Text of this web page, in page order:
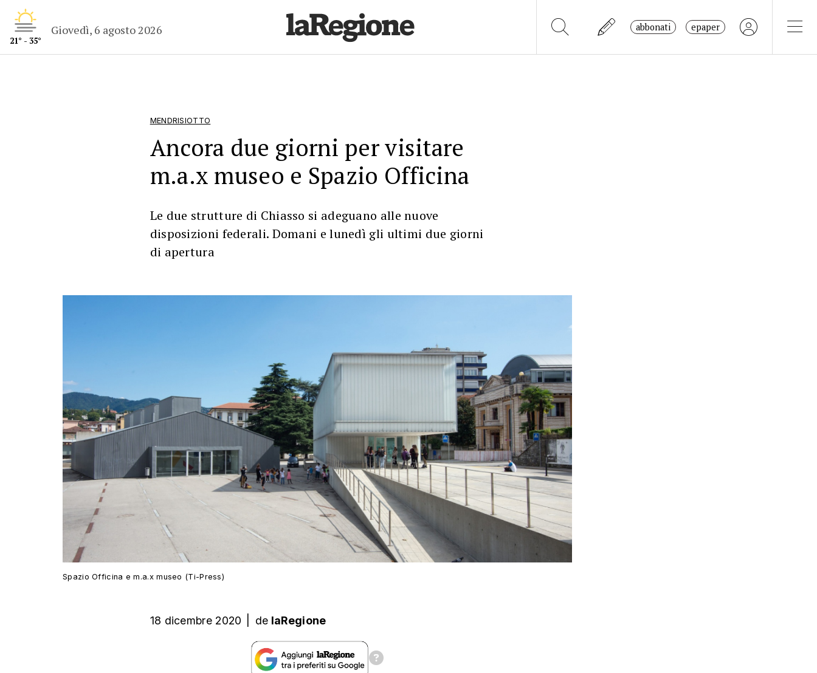
21° - 35°
Giovedì, 6 agosto 2026 abbonati epaper
MENDRISIOTTO
Ancora due giorni per visitare
m.a.x museo e Spazio Officina
Le due strutture di Chiasso si adeguano alle nuove
disposizioni federali. Domani e lunedì gli ultimi due giorni
di apertura
Spazio Officina e m.a.x museo (Ti-Press)
18 dicembre 2020 de laRegione